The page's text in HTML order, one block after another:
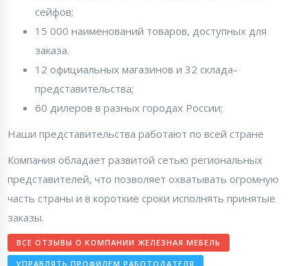
сейфов;
15 000 наименований товаров, доступных для
заказа.
12 официальных магазинов и 32 склада-
представительства;
60 дилеров в разных городах России;
Наши представительства работают по всей стране
Компания обладает развитой сетью региональных
представителей, что позволяет охватывать огромную
часть страны и в короткие сроки исполнять принятые
заказы.
ВСЕ ОТЗЫВЫ О КОМПАНИИ ЖЕЛЕЗНАЯ МЕБЕЛЬ
УПРАВЛЯТЬ ПРОФИЛЕМ РАБОТОДАТЕЛЯ